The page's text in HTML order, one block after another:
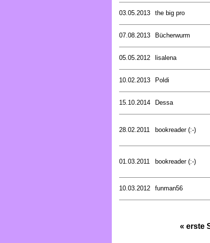
03.05.2013 the big pro
07.08.2013 Bücherwurm
05.05.2012 lisalena
10.02.2013 Poldi
15.10.2014 Dessa
28.02.2011 bookreader (:-)
01.03.2011 bookreader (:-)
10.03.2012 funman56
« erste